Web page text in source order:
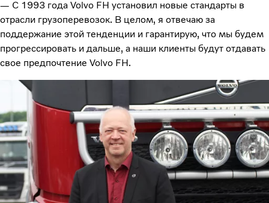
— С 1993 года Volvo FH установил новые стандарты в
отрасли грузоперевозок. В целом, я отвечаю за
поддержание этой тенденции и гарантирую, что мы будем
прогрессировать и дальше, а наши клиенты будут отдавать
свое предпочтение Volvo FH.